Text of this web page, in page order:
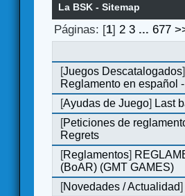
La BSK - Sitemap
Páginas: [1]2 3 ...677
[Juegos Descatalogados
Reglamento en español
[Ayudas de Juego] Last
[Peticiones de
Regrets
[Reglamentos]
(BoAR) (GMT GAMES)
[Novedades / Actualidad]